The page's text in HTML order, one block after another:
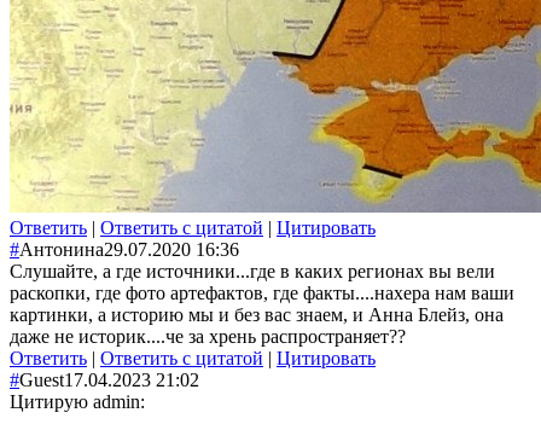
Ответить | Ответить с цитатой | Цитировать
#Антонина29.07.2020 16:36
Слушайте, а где источники...где в каких регионах вы вели
раскопки, где фото артефактов, где факты....нахера нам ваши
картинки, а историю мы и без вас знаем, и Анна Блейз, она
даже не историк....че за хрень распространяет??
Ответить | Ответить с цитатой | Цитировать
#Guest17.04.2023 21:02
Цитирую admin: